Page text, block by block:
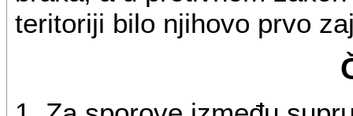
teritoriji bilo njihovo prvo